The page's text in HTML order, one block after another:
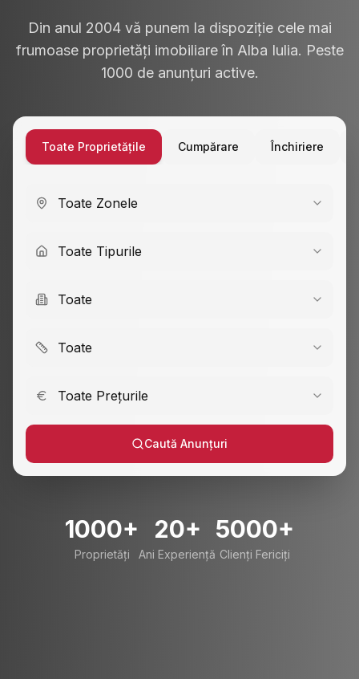
Din anul 2004 vă punem la dispoziție cele mai
frumoase proprietăți imobiliare în Alba Iulia. Peste
1000 de anunțuri active.
Toate Proprietățile Cumpărare Închiriere
Toate Zonele
Toate Tipurile
Toate
Toate
Toate Prețurile
Caută Anunțuri
1000+
Proprietăți
20+
Ani Experiență
5000+
Clienți Fericiți